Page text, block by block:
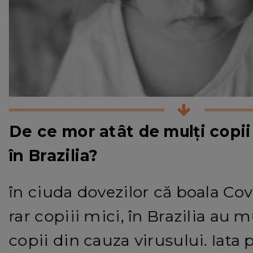
De ce mor atât de mulți copii
în Brazilia?
în ciuda dovezilor că boala
rar copiii mici, în Brazilia au
copii din cauza virusului. Iata